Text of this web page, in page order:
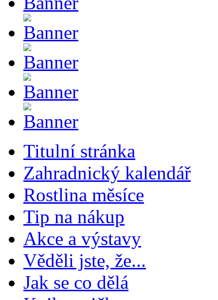
Titulní stránka
Zahradnický kalendář
Rostlina měsíce
Tip na nákup
Akce a výstavy
Věděli jste, že...
Jak se co dělá